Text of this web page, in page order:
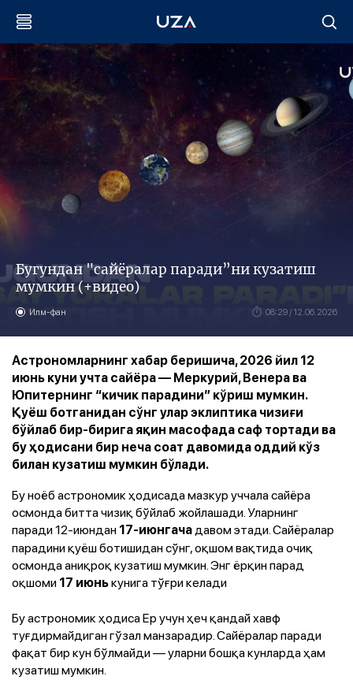
Бугундан "сайёралар паради”ни кузатиш
мумкин (+видео)
Илм-фан 08:29 / 12.06.2026
Астрономларнинг хабар беришича, 2026 йил 12
июнь куни учта сайёра — Меркурий, Венера ва
Юпитернинг “кичик парадини” кўриш мумкин.
Қуёш ботганидан сўнг улар эклиптика чизиғи
бўйлаб бир-бирига яқин масофада саф тортади ва
бу ҳодисани бир неча соат давомида оддий кўз
билан кузатиш мумкин бўлади.
Бу ноёб астрономик ҳодисада мазкур уччала сайёра
осмонда битта чизиқ бўйлаб жойлашади. Уларнинг
паради 12-июндан 17-июнгачадавом этади. Сайёралар
парадини қуёш ботишидан сўнг, оқшом вақтида очиқ
осмонда аниқроқ кузатиш мумкин. Энг ёрқин парад
оқшоми 17 июнькунига тўғри келади
Бу астрономик ҳодиса Ер учун ҳеч қандай хавф
туғдирмайдиган гўзал манзарадир. Сайёралар паради
фақат бир кун бўлмайди — уларни бошқа кунларда ҳам
кузатиш мумкин.